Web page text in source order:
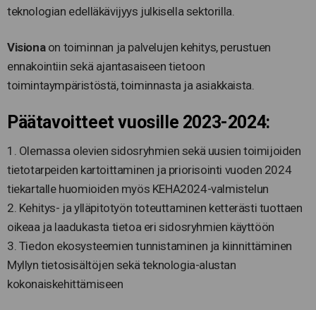
teknologian edelläkävijyys julkisella sektorilla.
Visionaon toiminnan ja palvelujen kehitys, perustuen
ennakointiin sekä ajantasaiseen tietoon
toimintaympäristöstä, toiminnasta ja asiakkaista.
Päätavoitteet vuosille 2023-2024:
1. Olemassa olevien sidosryhmien sekä uusien toimijoiden
tietotarpeiden kartoittaminen ja priorisointi vuoden 2024
tiekartalle huomioiden myös KEHA2024-valmistelun
2. Kehitys- ja ylläpitotyön toteuttaminen ketterästi tuottaen
oikeaa ja laadukasta tietoa eri sidosryhmien käyttöön
3. Tiedon ekosysteemien tunnistaminen ja kiinnittäminen
Myllyn tietosisältöjen sekä teknologia-alustan
kokonaiskehittämiseen